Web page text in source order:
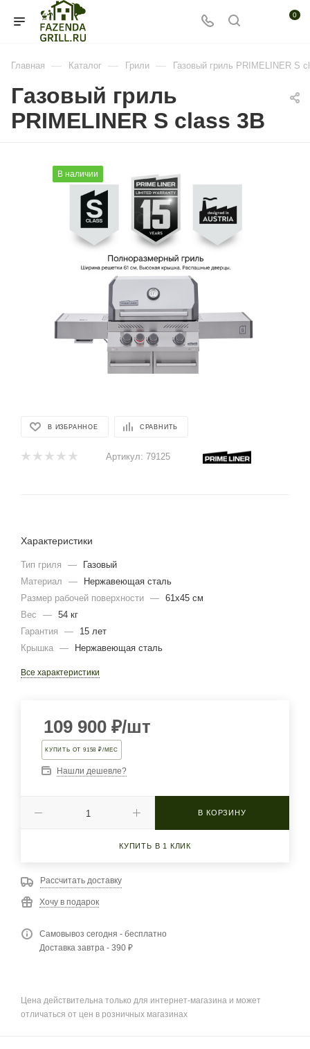
0
Главная — Каталог — Грили — Газовый гриль PRIMELINER S
Газовый гриль
PRIMELINER S class 3B
В наличии
В ИЗБРАННОЕ СРАВНИТЬ
Артикул: 79125
Характеристики
Тип гриля —
Газовый
Материал
—
Нержавеющая сталь
Размер рабочей поверхности — 61х45 см
Вес
— 54 кг
Гарантия
—
15 лет
Крышка — Нержавеющая сталь
Все характеристики
109 900 ₽/шт
КУПИТЬ ОТ 9158 ₽/МЕС
Нашли дешевле?
В КОРЗИНУ
КУПИТЬ В 1 КЛИК
Рассчитать доставку
Хочу в подарок
Самовывоз сегодня - бесплатно
Доставка завтра - 390 ₽
Цена действительна только для интернет-магазина и может
отличаться от цен в розничных магазинах